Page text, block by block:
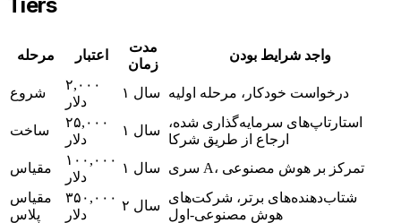
مرحله اعتبار
مدت
زمان
واجد شرایط بودن
شروع
۲,۰۰۰
دلار
۱ سال درخواست خودکار، مرحله اولیه
ساخت
۲۵,۰۰۰
دلار
۱ سال
استارتاپ‌های سرمایه‌گذاری شده،
ارجاع از طریق شرکا
مقیاس
۱۰۰,۰۰۰
دلار
۱ سال
سری A، تمرکز بر هوش مصنوعی
مقیاس
پلاس
۳۵۰,۰۰۰
دلار
۲ سال
شتاب‌دهنده‌های برتر، شرکت‌های
هوش مصنوعی-اول